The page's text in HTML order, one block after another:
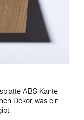
ABS Kante
Dekor, was ein